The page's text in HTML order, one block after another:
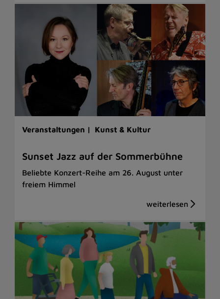
Veranstaltungen | Kunst & Kultur
Sunset Jazz auf der Sommerbühne
Beliebte Konzert-Reihe am 26. August unter
freiem Himmel